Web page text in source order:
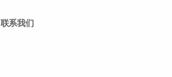
联系我们